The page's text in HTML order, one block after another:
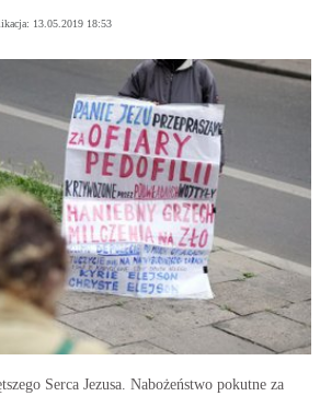
13.05.2019 18:53
Serca Jezusa. Nabożeństwo pokutne za